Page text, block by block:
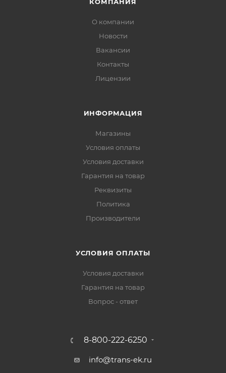
О компании
Новости
Вакансии
Контакты
Лицензии
ИНФОРМАЦИЯ
Магазины
Условия оплаты
Условия доставки
Гарантия на товар
Реквизиты
Политика
Производители
УСЛОВИЯ ОПЛАТЫ
Условия доставки
Гарантия на товар
Вопрос - ответ
8-800-222-6250
info@trans-ek.ru